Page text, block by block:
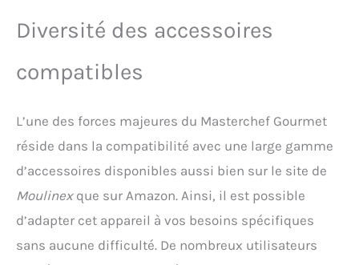
conception de la tête
inclinée facilite
peuvent tous être lavés au
lave - vaisselle. 【CHeflee
Pour les Professionnels】
Tous les robots
multifonctionnels CHeflee
sont certifiés CE/ROHS et
accompagnés d’une
garantie de 2 ans, si, pour
Diversité des accessoires
compatibles
L’une des forces majeures du Masterchef Gourmet
réside dans la compatibilité avec une large gamme
d’accessoires disponibles aussi bien sur le site de
Moulinexque sur Amazon. Ainsi, il est possible
d’adapter cet appareil à vos besoins spécifiques
sans aucune difficulté. De nombreux utilisateurs